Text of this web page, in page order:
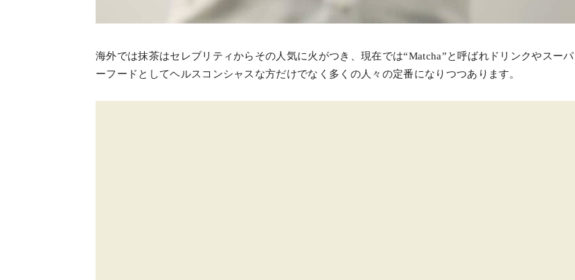
海外では抹茶はセレブリティからその人気に火がつき、現在では“Matcha”と呼ばれドリンクやスーパ
ーフードとしてヘルスコンシャスな方だけでなく多くの人々の定番になりつつあります。